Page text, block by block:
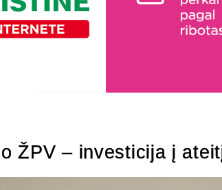
ŽPV – investicija į